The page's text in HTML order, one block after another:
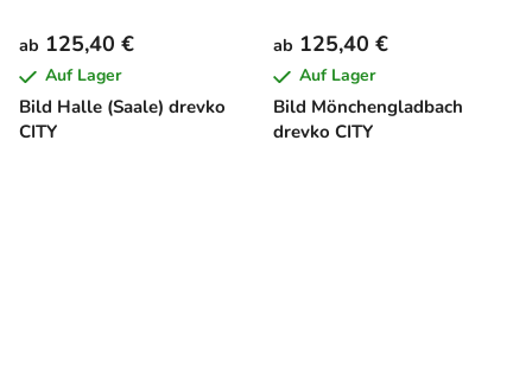
Bild Halle (Saale) drevko
CITY
ab 125,40 €
Auf Lager
Bild Mönchengladbach
drevko CITY
ab 125,40 €
Auf Lager